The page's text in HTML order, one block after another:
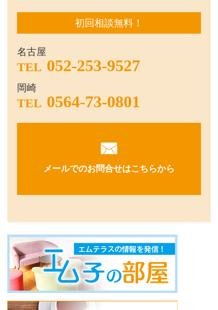
初回相談無料！
名古屋
TEL 052-253-9527
岡崎
TEL 0564-73-0801
メールでのお問合せはこちらから